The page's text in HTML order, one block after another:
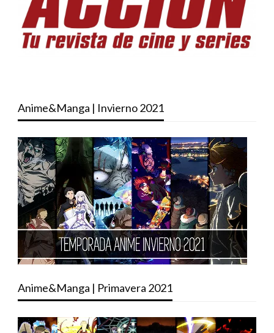
Anime&Manga | Invierno 2021
Anime&Manga | Primavera 2021